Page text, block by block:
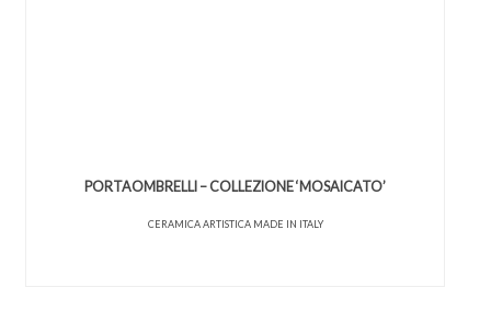
PORTAOMBRELLI – COLLEZIONE ‘MOSAICATO’
CERAMICA ARTISTICA MADE IN ITALY